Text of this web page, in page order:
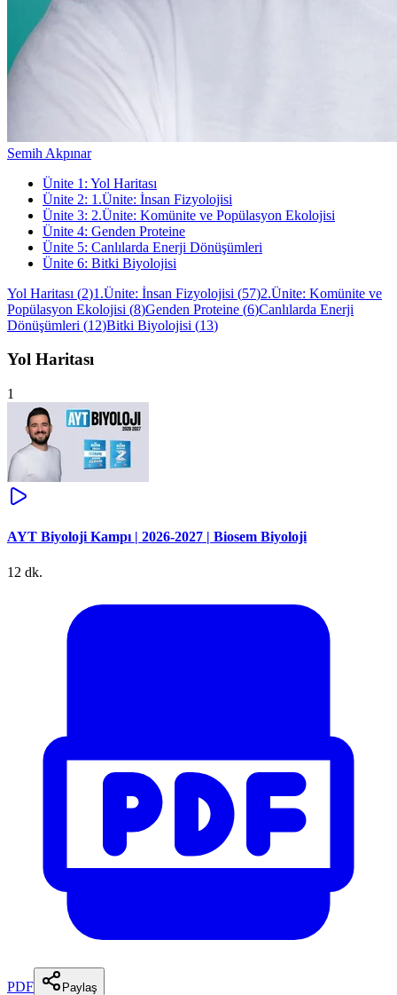
Semih Akpınar
Ünite 1 : Yol Haritası
Ünite 2: 1.Ünite: İnsan Fizyolojisi
Ünite 3: 2.Ünite: Komünite ve Popülasyon Ekolojisi
Ünite 4: Genden Proteine
Ünite 5: Canlılarda Enerji Dönüşümleri
Ünite 6: Bitki Biyolojisi
Yol Haritası (2)1.Ünite: İnsan Fizyolojisi (57)2.Ünite: Komünite ve
Popülasyon Ekolojisi (8)Genden Proteine (6)Canlılarda Enerji
Dönüşümleri (12)Bitki Biyolojisi (13)
Yol Haritası
1
AYT Biyoloji Kampı | 2026-2027 | Biosem Biyoloji
12 dk.
PDF Paylaş